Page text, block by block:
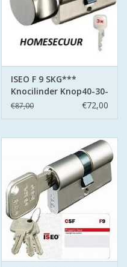
ISEO F 9 SKG***
Knocilinder Knop40-30-
3- sleutels
€87,00 €72,00